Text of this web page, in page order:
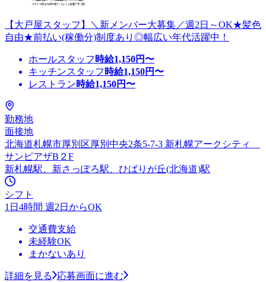
【大戸屋スタッフ】＼新メンバー大募集／週2日～OK★髪色
自由★前払い(稼働分)制度あり◎幅広い年代活躍中！
ホールスタッフ 時給1,150円〜
キッチンスタッフ 時給1,150円〜
レストラン時給1,150円〜
勤務地
面接地
北海道札幌市厚別区厚別中央2条5-7-3 新札幌アークシティ
サンピアザB２F
新札幌駅、新さっぽろ駅、ひばりが丘(北海道)駅
シフト
1日4時間 週2日からOK
交通費支給
未経験OK
まかないあり
詳細を見る
応募画面に進む